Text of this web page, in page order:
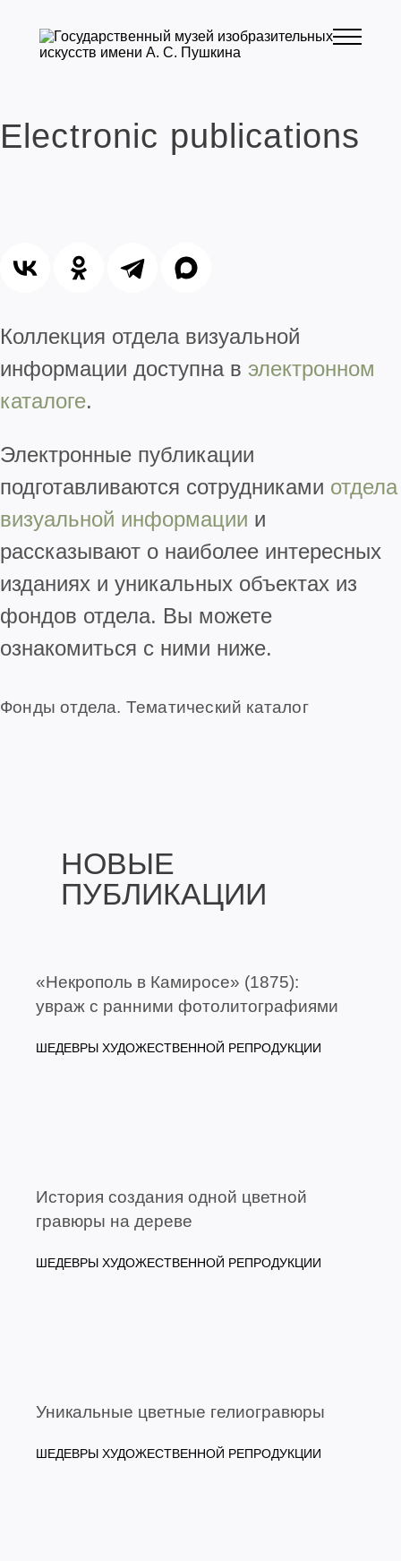
Electronic publications
Коллекция отдела визуальной
информации доступна в электронном
каталоге.
Электронные публикации
подготавливаются сотрудниками отдела
визуальной информации и
рассказывают о наиболее интересных
изданиях и уникальных объектах из
фондов отдела. Вы можете
ознакомиться с ними ниже.
Фонды отдела. Тематический каталог
НОВЫЕ
ПУБЛИКАЦИИ
«Некрополь в Камиросе» (1875):
увраж с ранними фотолитографиями
ШЕДЕВРЫ ХУДОЖЕСТВЕННОЙ РЕПРОДУКЦИИ
История создания одной цветной
гравюры на дереве
ШЕДЕВРЫ ХУДОЖЕСТВЕННОЙ РЕПРОДУКЦИИ
Уникальные цветные гелиогравюры
ШЕДЕВРЫ ХУДОЖЕСТВЕННОЙ РЕПРОДУКЦИИ